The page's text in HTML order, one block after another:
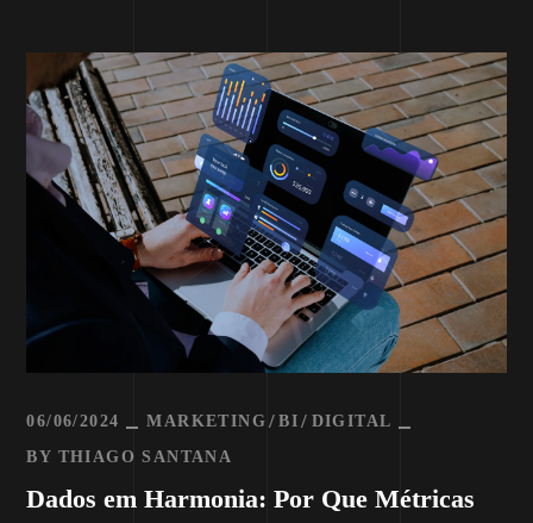
06/06/2024 MARKETING BI
DIGITAL
BY THIAGO SANTANA
Dados em Harmonia: Por Que Métricas